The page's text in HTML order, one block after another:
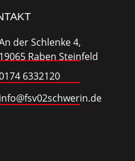
der Schlenke 4,
19065 Raben Steinfeld
6332120
info@fsv02schwerin.de